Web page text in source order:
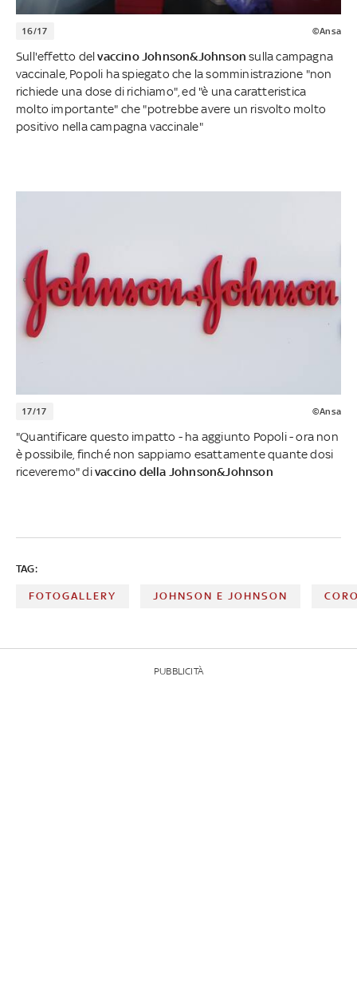
16/17 ©Ansa
Sull'effetto delvaccino Johnson&Johnson sulla campagna
vaccinale, Popoli ha spiegato che la somministrazione "non
richiede una dose di richiamo", ed "è una caratteristica
molto importante" che "potrebbe avere un risvolto molto
positivo nella campagna vaccinale"
17/17 ©Ansa
"Quantificare questo impatto - ha aggiunto Popoli - ora non
è possibile, finché non sappiamo esattamente quante dosi
riceveremo" divaccino della Johnson&Johnson
TAG:
FOTOGALLERY JOHNSON E JOHNSON
PUBBLICITÀ